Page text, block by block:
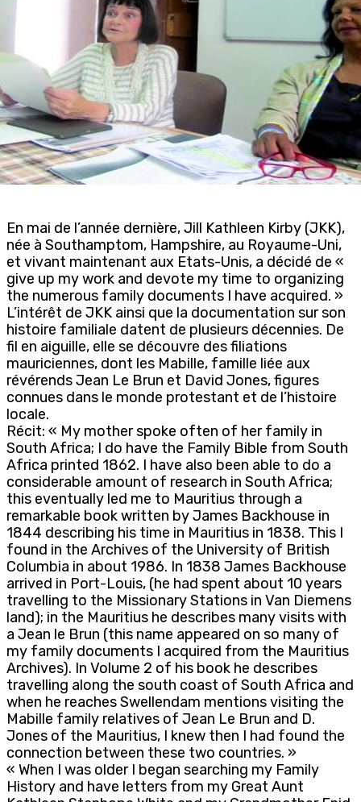
En mai de l’année dernière, Jill Kathleen Kirby (JKK),
née à Southamptom, Hampshire, au Royaume-Uni,
et vivant maintenant aux Etats-Unis, a décidé de «
give up my work and devote my time to organizing
the numerous family documents I have acquired. »
L’intérêt de JKK ainsi que la documentation sur son
histoire familiale datent de plusieurs décennies. De
fil en aiguille, elle se découvre des filiations
mauriciennes, dont les Mabille, famille liée aux
révérends Jean Le Brun et David Jones, figures
connues dans le monde protestant et de l’histoire
locale.
Récit: « My mother spoke often of her family in
South Africa; I do have the Family Bible from South
Africa printed 1862. I have also been able to do a
considerable amount of research in South Africa;
this eventually led me to Mauritius through a
remarkable book written by James Backhouse in
1844 describing his time in Mauritius in 1838. This I
found in the Archives of the University of British
Columbia in about 1986. In 1838 James Backhouse
arrived in Port-Louis, (he had spent about 10 years
travelling to the Missionary Stations in Van Diemens
land); in the Mauritius he describes many visits with
a Jean le Brun (this name appeared on so many of
my family documents I acquired from the Mauritius
Archives). In Volume 2 of his book he describes
travelling along the south coast of South Africa and
when he reaches Swellendam mentions visiting the
Mabille family relatives of Jean Le Brun and D.
Jones of the Mauritius, I knew then I had found the
connection between these two countries. »
« When I was older I began searching my Family
History and have letters from my Great Aunt